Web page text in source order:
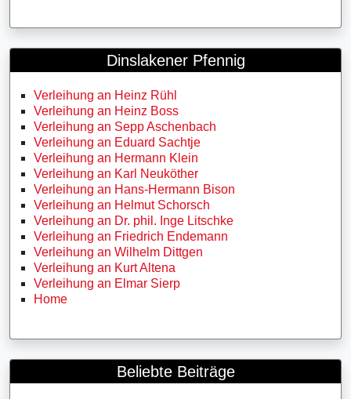
Dinslakener Pfennig
Verleihung an Heinz Rühl
Verleihung an Heinz Boss
Verleihung an Sepp Aschenbach
Verleihung an Eduard Sachtje
Verleihung an Hermann Klein
Verleihung an Karl Neuköther
Verleihung an Hans-Hermann Bison
Verleihung an Helmut Schorsch
Verleihung an Dr. phil. Inge Litschke
Verleihung an Friedrich Endemann
Verleihung an Wilhelm Dittgen
Verleihung an Kurt Altena
Verleihung an Elmar Sierp
Home
Beliebte Beiträge